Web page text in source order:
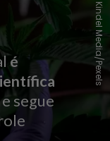
é
e segue
Kindel Media/Pexels